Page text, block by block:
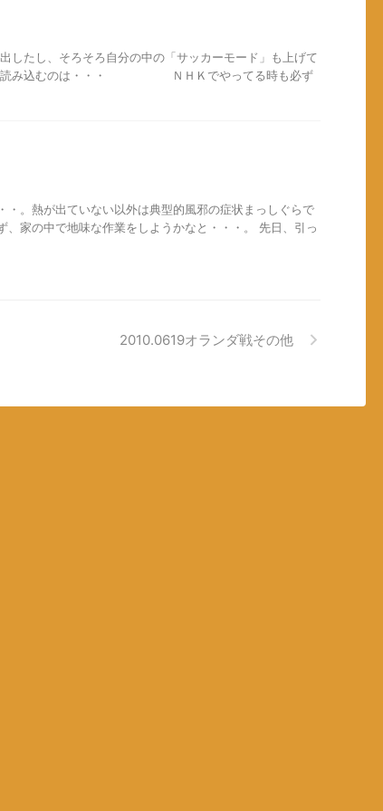
したし、そろそろ自分の中の「サッカーモード」も上げて
り読み込むのは・・・ ＮＨＫでやってる時も必ず
・。熱が出ていない以外は典型的風邪の症状まっしぐらで
、家の中で地味な作業をしようかなと・・・。 先日、引っ
2010.0619オランダ戦その他